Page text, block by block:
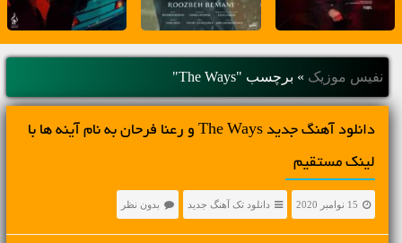
نفیس موزیک » برچسب "The Ways"
دانلود آهنگ جديد The Ways و رعنا فرحان به نام آینه ها با
لینک مستقیم
15 نوامبر 2020 دانلود تک آهنگ جدید بدون نظر